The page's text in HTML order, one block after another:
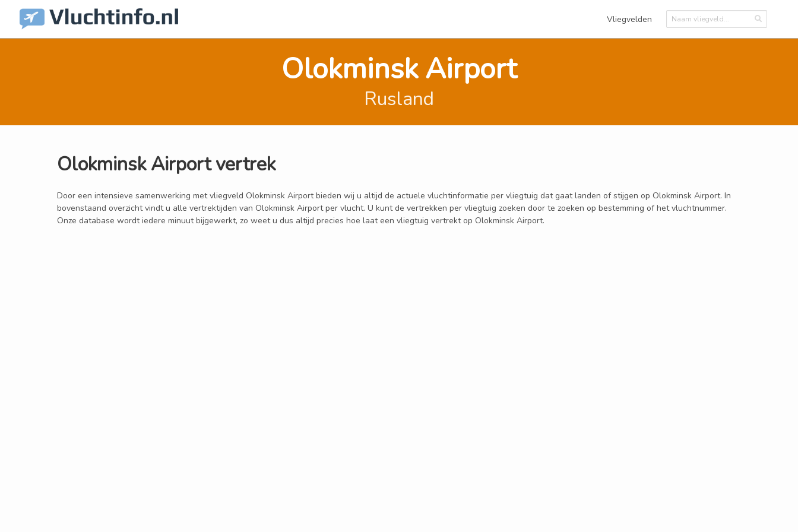
Vliegvelden
Olokminsk Airport
Rusland
Olokminsk Airport vertrek
Door een intensieve samenwerking met vliegveld Olokminsk Airport bieden wij u altijd de actuele vluchtinformatie per vliegtuig dat gaat landen of stijgen op Olokminsk Airport. In
bovenstaand overzicht vindt u alle vertrektijden van Olokminsk Airport per vlucht. U kunt de vertrekken per vliegtuig zoeken door te zoeken op bestemming of het vluchtnummer.
Onze database wordt iedere minuut bijgewerkt, zo weet u dus altijd precies hoe laat een vliegtuig vertrekt op Olokminsk Airport.